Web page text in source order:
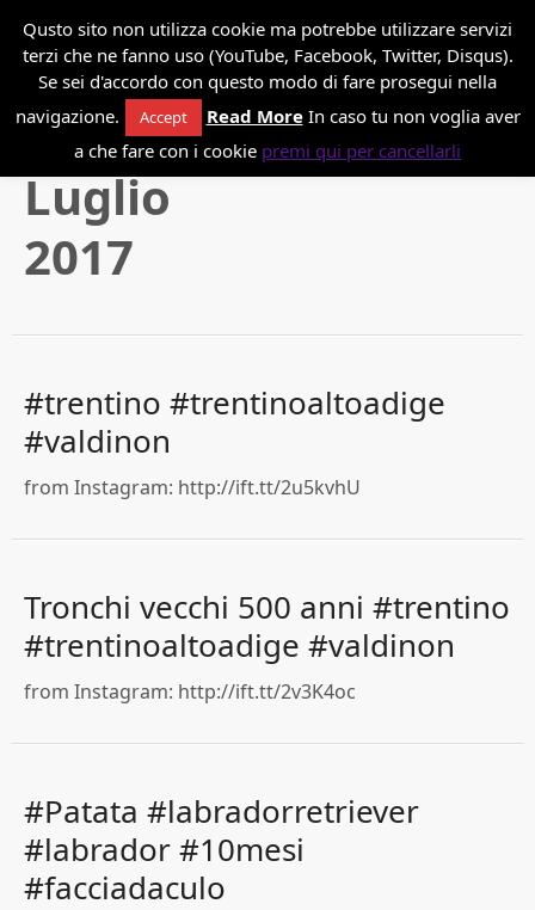
*Danilo Paissan
Luglio
2017
#trentino #trentinoaltoadige
#valdinon
from Instagram: http://ift.tt/2u5kvhU
Tronchi vecchi 500 anni #trentino
#trentinoaltoadige #valdinon
from Instagram: http://ift.tt/2v3K4oc
#Patata #labradorretriever
#labrador #10mesi
#facciadaculo
Qusto sito non utilizza cookie ma potrebbe utilizzare servizi
terzi che ne fanno uso (YouTube, Facebook, Twitter, Disqus).
Se sei d'accordo con questo modo di fare prosegui nella
navigazione.
Accept Read MoreIn caso tu non voglia aver
a che fare con i cookie premi qui per cancellarli